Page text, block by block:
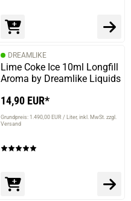
next
DREAMLIKE
Lime Coke Ice 10ml Longfill
Aroma by Dreamlike Liquids
14,90 EUR*
Grundpreis: 1.490,00 EUR / Liter inkl. MwSt. zzgl.
Versand